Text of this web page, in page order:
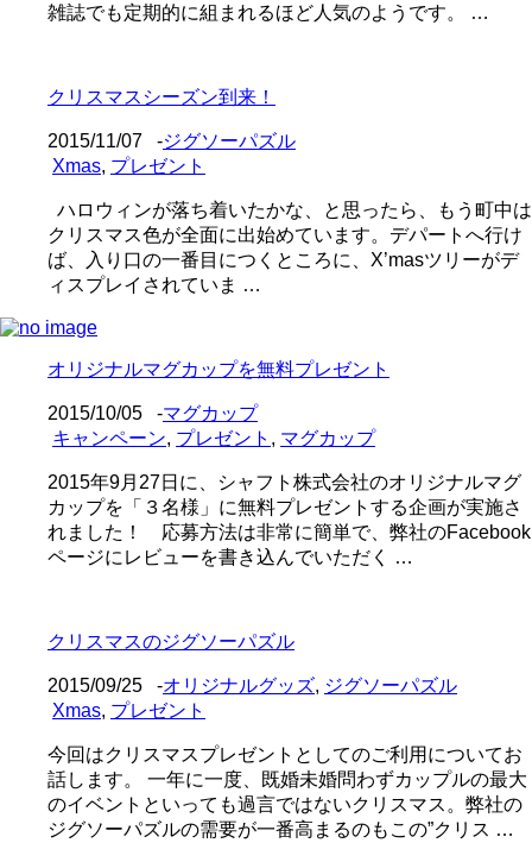
雑誌でも定期的に組まれるほど人気のようです。 …
クリスマスシーズン到来！
2015/11/07 -ジグソーパズル
Xmas, プレゼント
ハロウィンが落ち着いたかな、と思ったら、もう町中は
クリスマス色が全面に出始めています。デパートへ行け
ば、入り口の一番目につくところに、X’masツリーがデ
ィスプレイされていま …
オリジナルマグカップを無料プレゼント
2015/10/05 -マグカップ
キャンペーン, プレゼント , マグカップ
2015年9月27日に、シャフト株式会社のオリジナルマグ
カップを「３名様」に無料プレゼントする企画が実施さ
れました！ 応募方法は非常に簡単で、弊社のFacebook
ページにレビューを書き込んでいただく …
クリスマスのジグソーパズル
2015/09/25 -オリジナルグッズ, ジグソーパズル
Xmas, プレゼント
今回はクリスマスプレゼントとしてのご利用についてお
話します。 一年に一度、既婚未婚問わずカップルの最大
のイベントといっても過言ではないクリスマス。弊社の
ジグソーパズルの需要が一番高まるのもこの”クリス …